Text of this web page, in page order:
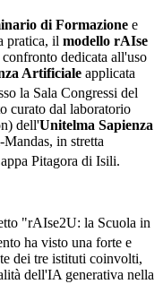
di Formazione e
pratica, il modello rAIse
dedicata all'uso
Artificiale applicata
la Sala Congressi del
curato dal laboratorio
dell'Unitelma Sapienza
in stretta
Pitagora di Isili.
"rAIse2U: la Scuola in
ha visto una forte e
dei tre istituti coinvolti,
dell'IA generativa nella